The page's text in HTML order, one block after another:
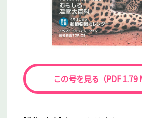
この号を見る（PDF 1.79